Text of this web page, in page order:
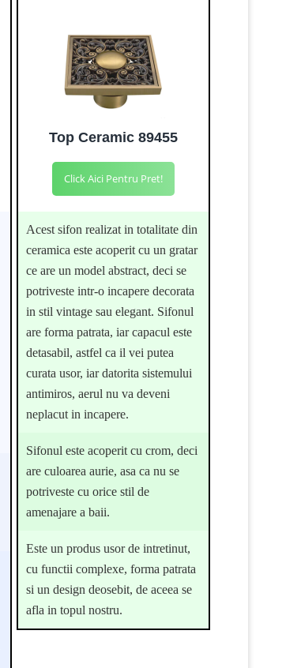
Top Ceramic 89455
Click Aici Pentru Pret!
Acest sifon realizat in totalitate din
ceramica este acoperit cu un gratar
ce are un model abstract, deci se
potriveste intr-o incapere decorata
in stil vintage sau elegant. Sifonul
are forma patrata, iar capacul este
detasabil, astfel ca il vei putea
curata usor, iar datorita sistemului
antimiros, aerul nu va deveni
neplacut in incapere.
Sifonul este acoperit cu crom, deci
are culoarea aurie, asa ca nu se
potriveste cu orice stil de
amenajare a baii.
Este un produs usor de intretinut,
cu functii complexe, forma patrata
si un design deosebit, de aceea se
afla in topul nostru.